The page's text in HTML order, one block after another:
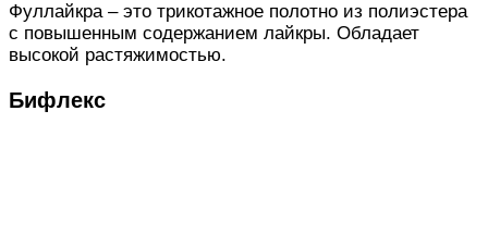
Фуллайкра – это трикотажное полотно из полиэстера
с повышенным содержанием лайкры. Обладает
высокой растяжимостью.
Бифлекс